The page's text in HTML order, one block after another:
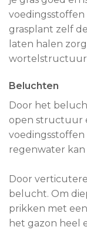
voedingsstoffen
grasplant zelf
laten halen
Beluchten
Door het
open structuur
regenwater
Door
belucht. Om
prikken met
het gazon heel